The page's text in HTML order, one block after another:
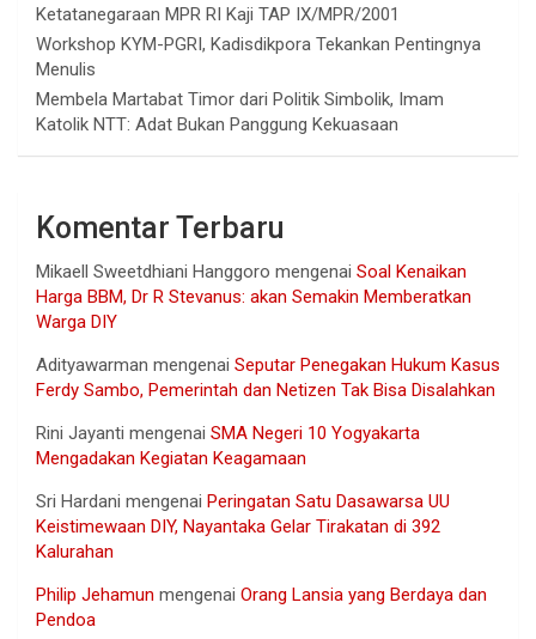
Ketatanegaraan MPR RI Kaji TAP IX/MPR/2001
Workshop KYM-PGRI, Kadisdikpora Tekankan Pentingnya
Menulis
Membela Martabat Timor dari Politik Simbolik, Imam
Katolik NTT: Adat Bukan Panggung Kekuasaan
Komentar Terbaru
Mikaell Sweetdhiani Hanggoro mengenai Soal Kenaikan
Harga BBM, Dr R Stevanus: akan Semakin Memberatkan
Warga DIY
Adityawarman mengenai Seputar Penegakan Hukum Kasus
Ferdy Sambo, Pemerintah dan Netizen Tak Bisa Disalahkan
Rini Jayanti mengenai SMA Negeri 10 Yogyakarta
Mengadakan Kegiatan Keagamaan
Sri Hardani mengenai Peringatan Satu Dasawarsa UU
Keistimewaan DIY, Nayantaka Gelar Tirakatan di 392
Kalurahan
Philip Jehamun mengenai Orang Lansia yang Berdaya dan
Pendoa